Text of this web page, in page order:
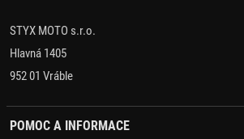
STYX MOTO s.r.o.
Hlavná 1405
952 01 Vráble
POMOC A INFORMACE